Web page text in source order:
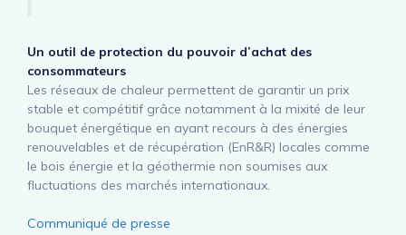
Un outil de protection du pouvoir d’achat des
consommateurs
Les réseaux de chaleur permettent de garantir un prix
stable et compétitif grâce notamment à la mixité de leur
bouquet énergétique en ayant recours à des énergies
renouvelables et de récupération (EnR&R) locales comme
le bois énergie et la géothermie non soumises aux
fluctuations des marchés internationaux.
Communiqué de presse